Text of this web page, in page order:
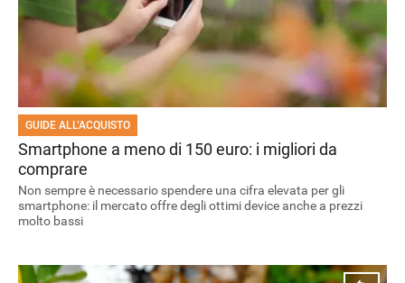
STREAMING E SERIE TV
GUIDE ALL’ACQUISTO
Smartphone a meno di 150 euro: i migliori da
comprare
Non sempre è necessario spendere una cifra elevata per gli
smartphone: il mercato offre degli ottimi device anche a prezzi
molto bassi